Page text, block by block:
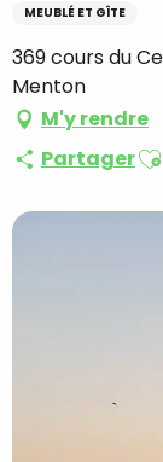
MEUBLÉ ET GÎTE
369 cours du
Menton
M'y rendre
Partager